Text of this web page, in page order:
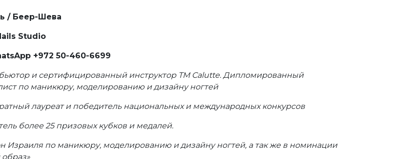
/ Беер-Шева
Studio
+972 50-460-6699
и сертифицированный инструктор ТМ Calutte. Дипломированный
по маникюру, моделированию и дизайну ногтей
лауреат и победитель национальных и международных конкурсов
более 25 призовых кубков и медалей.
Израиля по маникюру, моделированию и дизайну ногтей, а так же в номинации